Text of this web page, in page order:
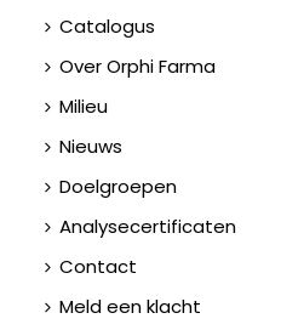
Catalogus
Over Orphi Farma
Milieu
Nieuws
Doelgroepen
Analysecertificaten
Contact
Meld een klacht